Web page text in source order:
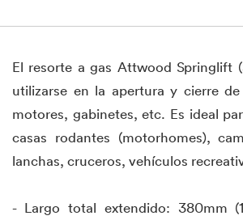
El resorte a gas Attwood Springlift
utilizarse en la apertura y cierre
motores, gabinetes, etc. Es ideal
casas rodantes (motorhomes),
lanchas, cruceros, vehículos
- Largo total extendido: 380mm